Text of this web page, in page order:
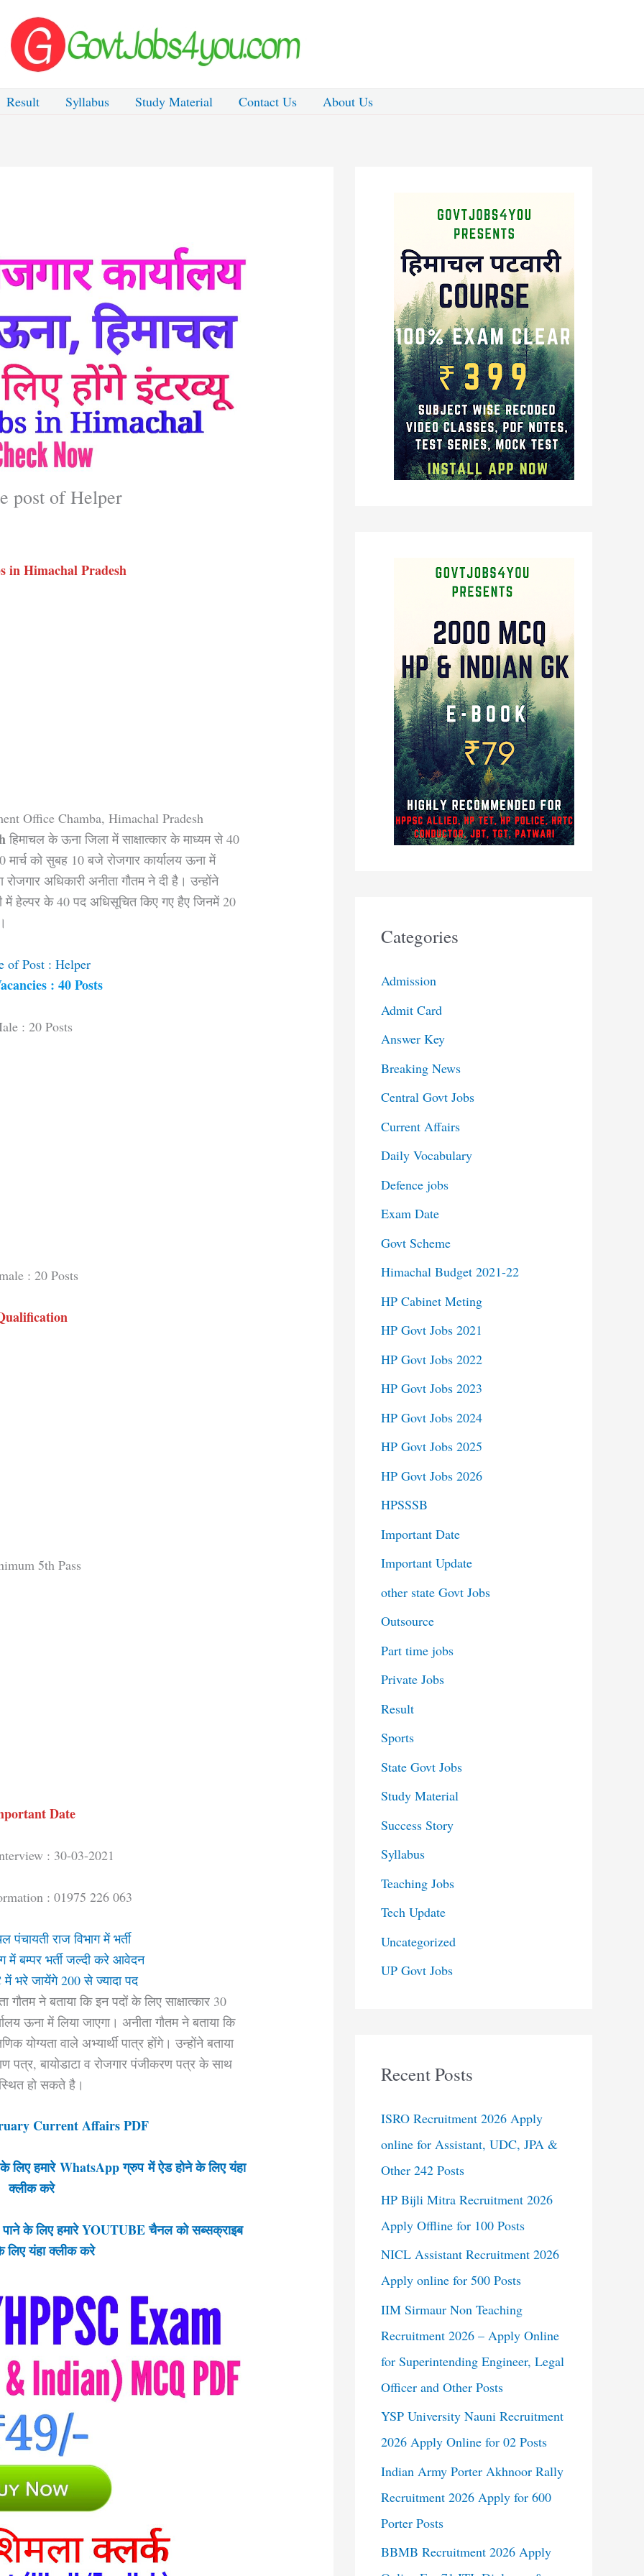
Result Syllabus Study Material Contact Us About Us
post of Helper
in Himachal Pradesh
Office Chamba, Himachal Pradesh
हिमाचल के ऊना जिला में साक्षात्कार के माध्यम से 40
मार्च को सुबह 10 बजे रोजगार कार्यालय ऊना में
अधिकारी अनीता गौतम ने दी है। उन्होंने
में हेल्पर के 40 पद अधिसूचित किए गए हैए जिनमें 20
of Post : Helper
: 40 Posts
: 20 Posts
: 20 Posts
5th Pass
Date
: 30-03-2021
: 01975 226 063
पंचायती राज विभाग में भर्ती
में बम्पर भर्ती जल्दी करे आवेदन
भरे जायेंगे 200 से ज्यादा पद
ने बताया कि इन पदों के लिए साक्षात्कार 30
ऊना में लिया जाएगा। अनीता गौतम ने बताया कि
योग्यता वाले अभ्यार्थी पात्र होंगे। उन्होंने बताया
पत्र, बायोडाटा व रोजगार पंजीकरण पत्र के साथ
हो सकते है।
Current Affairs PDF
लिए हमारे WhatsApp ग्रुप में ऐड होने के लिए यंहा
क्लीक करे
पाने के लिए हमारे YOUTUBE चैनल को सब्सक्राइब
यंहा क्लीक करे
Categories
Admission
Admit Card
Answer Key
Breaking News
Central Govt Jobs
Current Affairs
Daily Vocabulary
Defence jobs
Exam Date
Govt Scheme
Himachal Budget 2021-22
HP Cabinet Meting
HP Govt Jobs 2021
HP Govt Jobs 2022
HP Govt Jobs 2023
HP Govt Jobs 2024
HP Govt Jobs 2025
HP Govt Jobs 2026
HPSSSB
Important Date
Important Update
other state Govt Jobs
Outsource
Part time jobs
Private Jobs
Result
Sports
State Govt Jobs
Study Material
Success Story
Syllabus
Teaching Jobs
Tech Update
Uncategorized
UP Govt Jobs
Recent Posts
ISRO Recruitment 2026 Apply
online for Assistant, UDC, JPA &
Other 242 Posts
HP Bijli Mitra Recruitment 2026
Apply Offline for 100 Posts
NICL Assistant Recruitment 2026
Apply online for 500 Posts
IIM Sirmaur Non Teaching
Recruitment 2026 – Apply Online
for Superintending Engineer, Legal
Officer and Other Posts
YSP University Nauni Recruitment
2026 Apply Online for 02 Posts
Indian Army Porter Akhnoor Rally
Recruitment 2026 Apply for 600
Porter Posts
BBMB Recruitment 2026 Apply